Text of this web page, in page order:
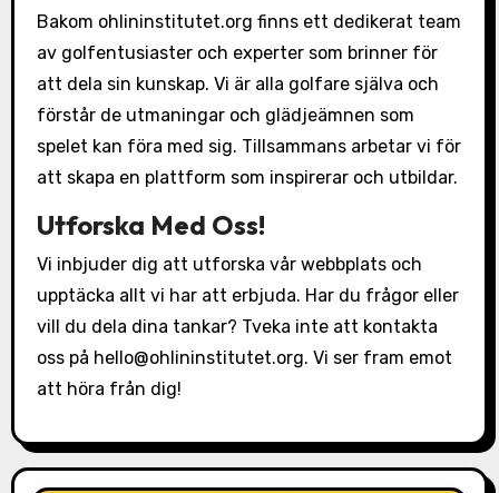
Bakom ohlininstitutet.org finns ett dedikerat team
av golfentusiaster och experter som brinner för
att dela sin kunskap. Vi är alla golfare själva och
förstår de utmaningar och glädjeämnen som
spelet kan föra med sig. Tillsammans arbetar vi för
att skapa en plattform som inspirerar och utbildar.
Utforska Med Oss!
Vi inbjuder dig att utforska vår webbplats och
upptäcka allt vi har att erbjuda. Har du frågor eller
vill du dela dina tankar? Tveka inte att kontakta
oss på hello@ohlininstitutet.org. Vi ser fram emot
att höra från dig!